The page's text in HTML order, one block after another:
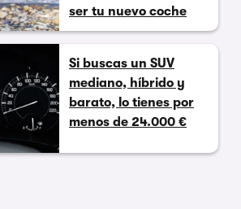
ser tu nuevo coche
Si buscas un SUV
mediano, híbrido y
barato, lo tienes por
menos de 24.000 €